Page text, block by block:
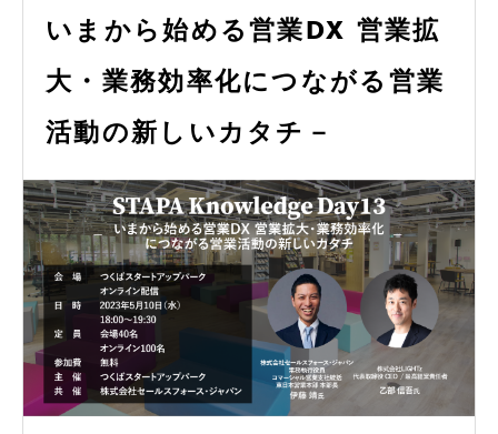
いまから始める営業DX 営業拡
大・業務効率化につながる営業
活動の新しいカタチ－